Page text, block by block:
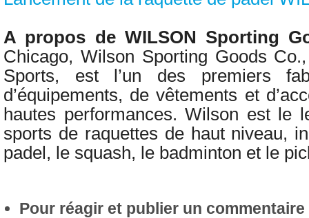
A propos de WILSON Sporting
Chicago, Wilson Sporting Goods
Sports, est l’un des premiers
d’équipements, de vêtements et
hautes performances. Wilson est le
sports de raquettes de haut niveau,
padel, le squash, le badminton et le
Pour réagir et publier un